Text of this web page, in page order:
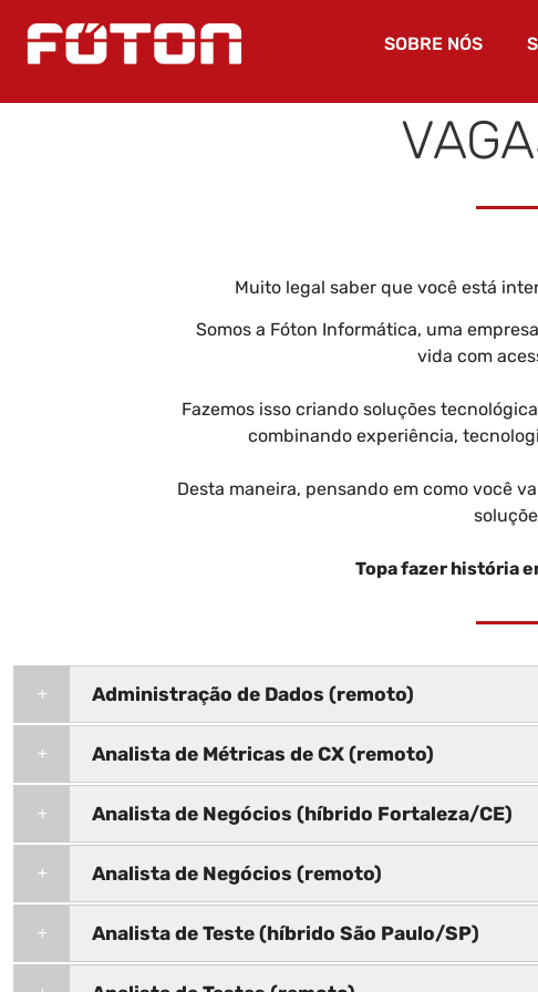
SOBRE NÓS
Muito legal saber que você está
Somos a Fóton Informática, uma
vida com
Fazemos isso criando soluções
combinando experiência,
Desta maneira, pensando em como você
Topa fazer história
Administração de Dados (remoto)
Analista de Métricas de CX (remoto)
Analista de Negócios (híbrido Fortaleza/CE)
Analista de Negócios (remoto)
Analista de Teste (híbrido São Paulo/SP)